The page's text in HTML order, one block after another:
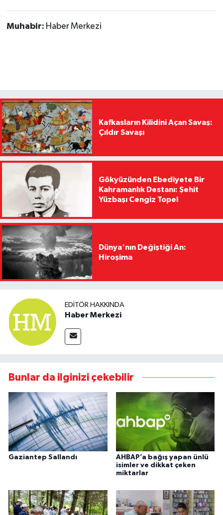
Muhabir: Haber Merkezi
Kafkasların Kilidini Açan Savaş:
Çıldır Savaşı
Gökyüzünden Ebediyete Bir
Kahramanlık Destanı: Şehit
Yüzbaşı Cengiz Topel
Dünya'nın Değiştiği An:
Hiroşima
EDITÖR HAKKINDA
Haber Merkezi
Bunlar da ilginizi çekebilir
Gaziantep Sallandı
AHBAP’a bağış yapan ünlü
isimler ve dikkat çeken
miktarlar